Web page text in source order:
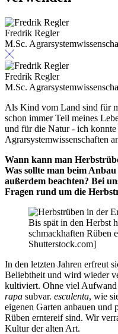
Fredrik Regler
M.Sc.
Fredrik Regler
M.Sc.
Als Kind vom Land sind für
schon immer Teil meines
und für die Natur - ich konnte
Agrarsystemwissenschaften
Wann kann man
Was sollte man beim
außerdem beachten? Bei
Fragen rund um die
Bis spät in den Herbst
schmackhaften Rüben
Shutterstock.com]
In den letzten Jahren erfreut
Beliebtheit und wird wieder
kultiviert. Ohne viel Aufwand
rapa subvar. esculenta, wie
eigenen Garten anbauen und
Rüben erntereif sind. Wir
Kultur der alten Art.